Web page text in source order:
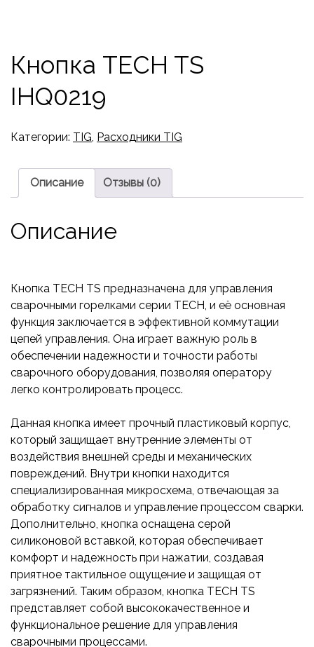
Кнопка TECH TS
IHQ0219
Категории: TIG, Расходники TIG
Описание Отзывы (0)
Описание
Кнопка TECH TS предназначена для управления
сварочными горелками серии TECH, и её основная
функция заключается в эффективной коммутации
цепей управления. Она играет важную роль в
обеспечении надежности и точности работы
сварочного оборудования, позволяя оператору
легко контролировать процесс.
Данная кнопка имеет прочный пластиковый корпус,
который защищает внутренние элементы от
воздействия внешней среды и механических
повреждений. Внутри кнопки находится
специализированная микросхема, отвечающая за
обработку сигналов и управление процессом сварки.
Дополнительно, кнопка оснащена серой
силиконовой вставкой, которая обеспечивает
комфорт и надежность при нажатии, создавая
приятное тактильное ощущение и защищая от
загрязнений. Таким образом, кнопка TECH TS
представляет собой высококачественное и
функциональное решение для управления
сварочными процессами.